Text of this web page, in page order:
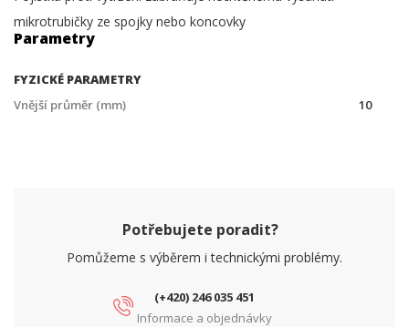
mikrotrubičky ze spojky nebo koncovky
Parametry
FYZICKÉ PARAMETRY
Vnější průměr (mm)
10
Potřebujete poradit?
Pomůžeme s výběrem i technickými problémy.
(+420) 246 035 451
Informace a objednávky